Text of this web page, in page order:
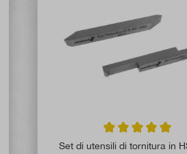
Valutazione media
Set di utensili di tornitura in